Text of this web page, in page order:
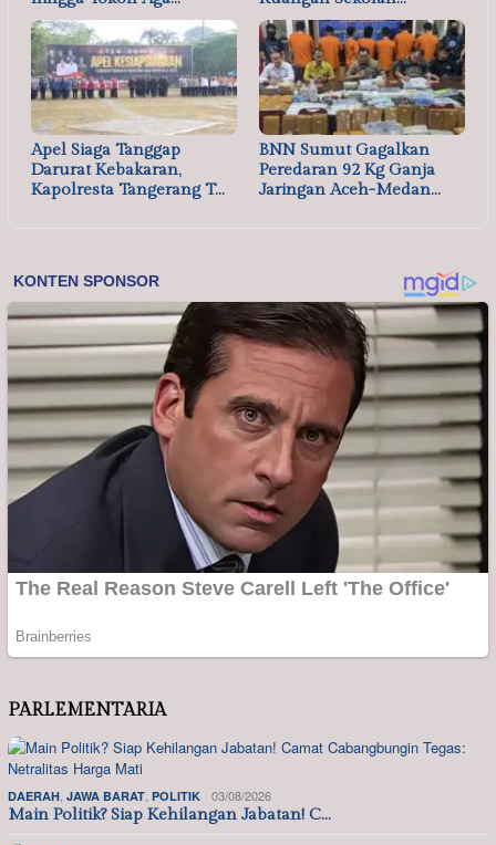
Apel Siaga Tanggap
Darurat Kebakaran,
Kapolresta Tangerang T…
BNN Sumut Gagalkan
Peredaran 92 Kg Ganja
Jaringan Aceh-Medan…
PARLEMENTARIA
DAERAH JAWA BARAT POLITIK 03/08/2026
Main Politik? Siap Kehilangan Jabatan! C…